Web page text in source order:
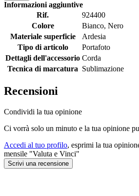
Informazioni aggiuntive
Rif.
924400
Colore
Bianco, Nero
Materiale superficie
Ardesia
Tipo di articolo
Portafoto
Dettagli dell'accessorio Corda
Tecnica di marcatura Sublimazione
Recensioni
Condividi la tua opinione
Ci vorrà solo un minuto e la tua opinione
Accedi al tuo profilo, esprimi la tua
mensile "Valuta e Vinci"
Scrivi una recensione